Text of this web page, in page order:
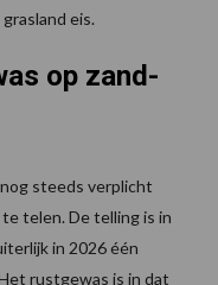
eis.
op zand-
steeds verplicht
telen. De telling is in
in 2026 één
rustgewas is in dat